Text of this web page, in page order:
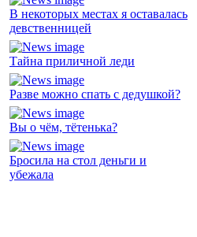
В некоторых местах я оставалась
девственницей
Тайна приличной леди
Разве можно спать с дедушкой?
Вы о чём, тётенька?
Бросила на стол деньги и
убежала